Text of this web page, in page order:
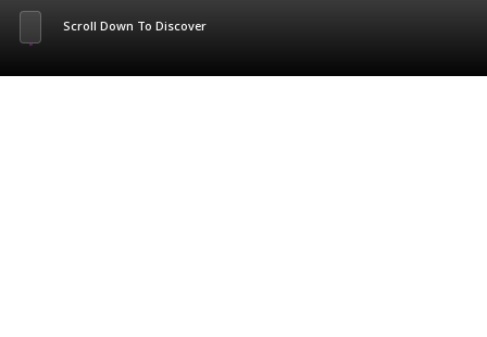
Scroll Down To Discover